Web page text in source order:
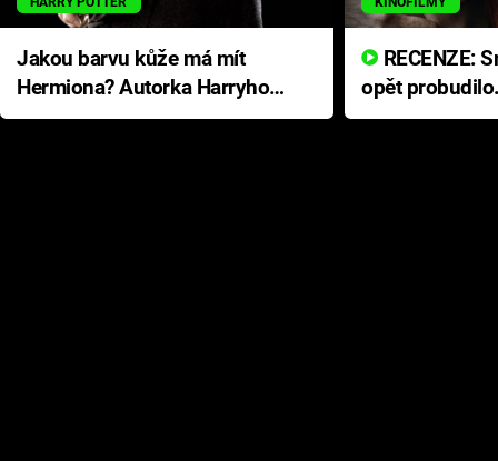
Jakou barvu kůže má mít
Hermiona? Autorka Harryho
Pottera přišla s ráznou
opět
přichází s